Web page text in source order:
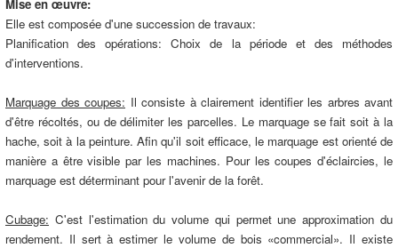
Mise en œuvre:
Elle est composée d'une succession de travaux:
Planification des opérations: Choix de la période et des méthodes
d'interventions.
Marquage des coupes: Il consiste à clairement identifier les arbres avant
d'être récoltés, ou de délimiter les parcelles. Le marquage se fait soit à la
hache, soit à la peinture. Afin qu'il soit efficace, le marquage est orienté de
manière a être visible par les machines. Pour les coupes d'éclaircies, le
marquage est déterminant pour l'avenir de la forêt.
Cubage: C'est l'estimation du volume qui permet une approximation du
rendement. Il sert à estimer le volume de bois «commercial». Il existe